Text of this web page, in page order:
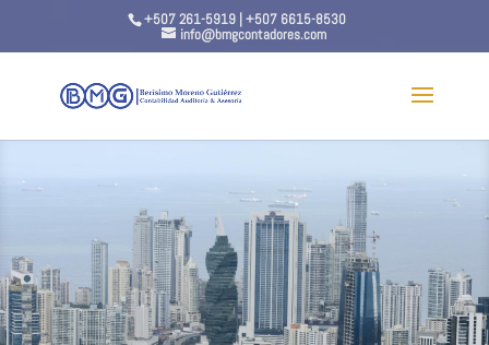
+507 261-5919 | +507 6615-8530
info@bmgcontadores.com